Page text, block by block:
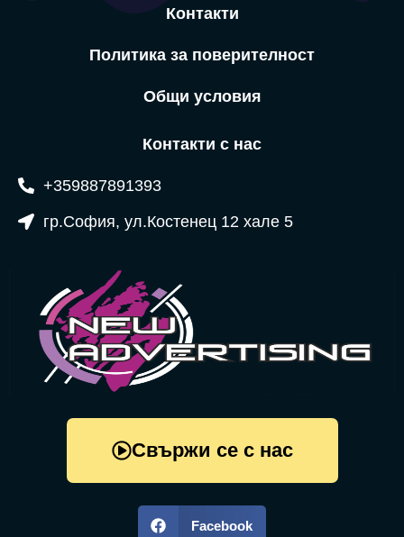
Контакти
Политика за поверителност
Общи условия
Контакти с нас
+359887891393
гр.София, ул.Костенец 12 хале 5
Свържи се с нас
Facebook